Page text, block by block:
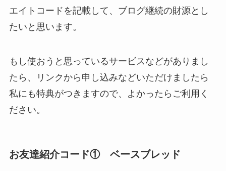
エイトコードを記載して、ブログ継続の財源とし
たいと思います。
もし使おうと思っているサービスなどがありまし
たら、リンクから申し込みなどいただけましたら
私にも特典がつきますので、よかったらご利用く
ださい。
お友達紹介コード① ベースブレッド